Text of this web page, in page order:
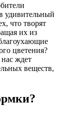
удивительный
что творят
их из
цветения?
нас ждет
веществ,